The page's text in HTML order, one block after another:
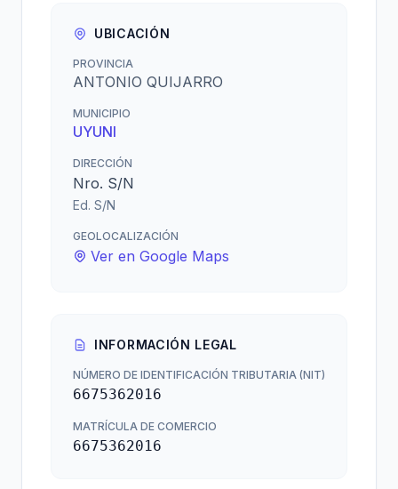
UBICACIÓN
PROVINCIA
ANTONIO QUIJARRO
MUNICIPIO
UYUNI
DIRECCIÓN
Nro. S/N
Ed. S/N
GEOLOCALIZACIÓN
Ver en Google Maps
INFORMACIÓN LEGAL
NÚMERO DE IDENTIFICACIÓN TRIBUTARIA (NIT)
6675362016
MATRÍCULA DE COMERCIO
6675362016